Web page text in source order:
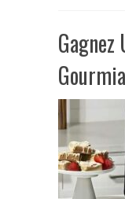
Gourmia